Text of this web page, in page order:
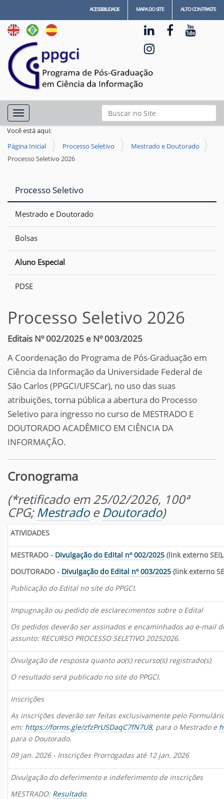
ACESSIBILIDADE MAPA DO SITE ALTO CONTRASTE
Busca
Busca Avançada…
Toggle navigation
Você está aqui:
Página Inicial
Processo Seletivo
Mestrado e Doutorado
Processo Seletivo 2026
Processo Seletivo
Mestrado e Doutorado
Bolsas
Aluno Especial
PDSE
Processo Seletivo 2026
Editais Nº 002/2025 e Nº 003/2025
A Coordenação do Programa de Pós-Graduação em
Ciência da Informação da Universidade Federal de
São Carlos (PPGCI/UFSCar), no uso das suas
atribuições, torna pública a abertura do Processo
Seletivo para ingresso no curso de MESTRADO E
DOUTORADO ACADÊMICO EM CIÊNCIA DA
INFORMAÇÃO.
Cronograma
(*retificado em 25/02/2026, 100ª
CPG;MestradoeDoutorado)
ATIVIDADES
MESTRADO - Divulgação do Edital nº 002/2025 (link externo
DOUTORADO - Divulgação do Edital nº 003/2025 (link externo
Publicação do Edital no site do PPGCI.
Impugnação ou pedido de esclarecimentos sobre o Edital
Os pedidos deverão ser assinados e encaminhados ao e-mail
assunto: RECURSO PROCESSO SELETIVO 20252026.
Divulgação de resposta quanto ao(s) recurso(s) registrado(s)
O resultado será publicado no site do PPGCI.
Inscrições
As inscrições deverão ser feitas exclusivamente pelo
em: https://forms.gle/zfzPrUSDaqC7fN7U8, para o Mestrado e
para o Doutorado.
09 jan. 2026 - Inscrições Prorrogadas até 12 jan. 2026
Divulgação do deferimento e indeferimento de inscrições
MESTRADO: Resultado.